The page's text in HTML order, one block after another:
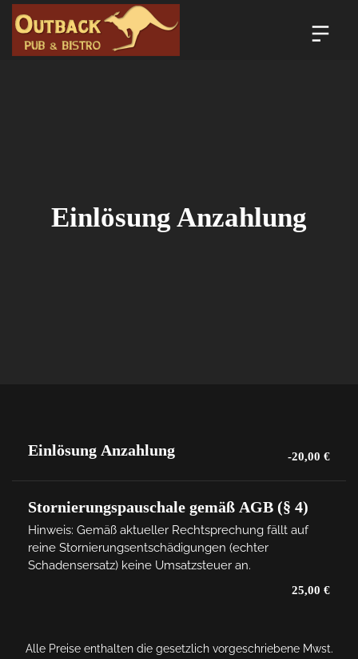
Einlösung Anzahlung
Einlösung Anzahlung -20,00 €
Stornierungspauschale gemäß AGB (§ 4)
Hinweis: Gemäß aktueller Rechtsprechung fällt auf
reine Stornierungsentschädigungen (echter
Schadensersatz) keine Umsatzsteuer an.
25,00 €
Alle Preise enthalten die gesetzlich vorgeschriebene Mwst.